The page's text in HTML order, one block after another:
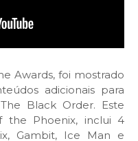
Awards, foi mostrado
adicionais para
Black Order. Este
the Phoenix, inclui 4
Gambit, Ice Man e